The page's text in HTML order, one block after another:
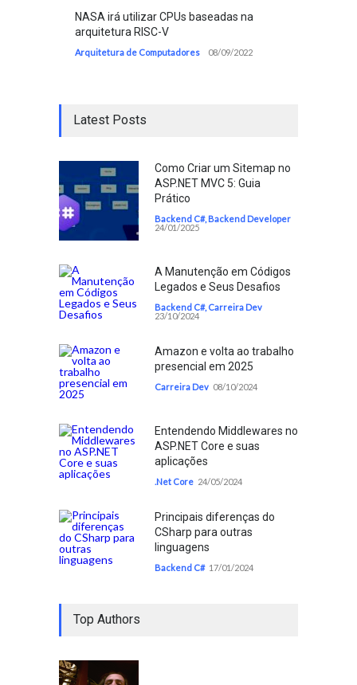
NASA irá utilizar CPUs baseadas na
arquitetura RISC-V
Arquitetura de Computadores 08/09/2022
Latest Posts
Como Criar um Sitemap no
ASP.NET MVC 5: Guia
Prático
Backend C#, Backend Developer
24/01/2025
A Manutenção em Códigos
Legados e Seus Desafios
Backend C#, Carreira Dev
23/10/2024
Amazon e volta ao trabalho
presencial em 2025
Carreira Dev 08/10/2024
Entendendo Middlewares no
ASP.NET Core e suas
aplicações
.Net Core 24/05/2024
Principais diferenças do
CSharp para outras
linguagens
Backend C# 17/01/2024
Top Authors